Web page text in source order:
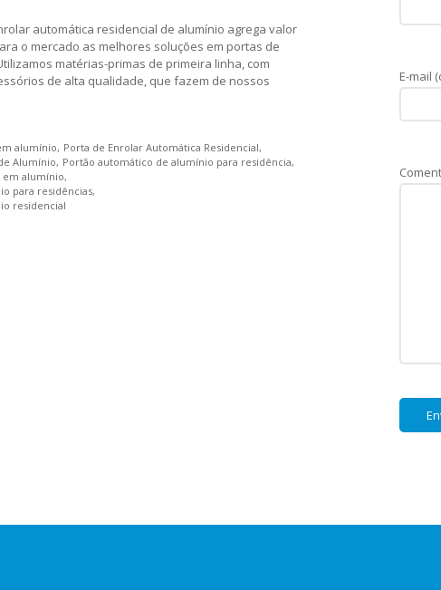
automática residencial de alumínio agrega valor
o mercado as melhores soluções em portas de
matérias-primas de primeira linha, com
de alta qualidade, que fazem de nossos
alumínio
Porta de Enrolar Automática Residencial
Alumínio Portão automático de alumínio para residência
alumínio
para residências
residencial
E-mail